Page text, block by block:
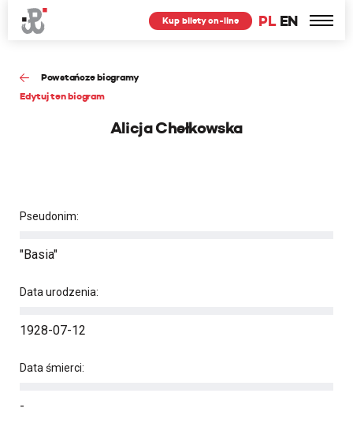
PL EN
Kup bilety on-line
Powstańcze biogramy
Edytuj ten biogram
Alicja Chełkowska
Pseudonim:
"Basia"
Data urodzenia:
1928-07-12
Data śmierci:
-